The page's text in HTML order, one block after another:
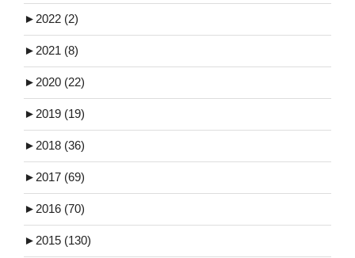
►2022 (2)
►2021 (8)
►2020 (22)
►2019 (19)
►2018 (36)
►2017 (69)
►2016 (70)
►2015 (130)